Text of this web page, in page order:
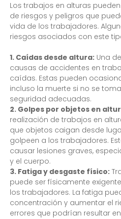
Los trabajos en alturas
de riesgos y peligros que
vida de los trabajadores.
riesgos asociados con este
1. Caídas desde altura: Una
causas de accidentes en
caídas. Estas pueden
incluso la muerte si no se
seguridad adecuadas.
2. Golpes por objetos en
realización de trabajos en
que objetos caigan desde
golpeen a los trabajadores.
causar lesiones graves,
y el cuerpo.
3. Fatiga y desgaste físico:
puede ser físicamente
los trabajadores. La fatiga
concentración y aumentar el
errores que podrían resultar